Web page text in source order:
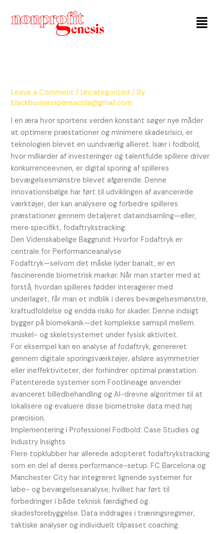
Menu
Leave a Comment /Uncategorized / By
blackbusinesspensacola@gmail.com
I en æra hvor sportens verden konstant søger nye måder
at optimere præstationer og minimere skadesrisici, er
teknologien blevet en uundværlig allieret. Især i fodbold,
hvor milliarder af investeringer og talentfulde spillere driver
konkurrenceevnen, er digital sporing af spilleres
bevægelsesmønstre blevet afgørende. Denne
innovationsbølge har ført til udviklingen af avancerede
værktøjer, der kan analysere og forbedre spilleres
præstationer gennem detaljeret dataindsamling—eller,
mere specifikt, fodaftrykstracking.
Den Videnskabelige Baggrund: Hvorfor Fodaftryk er
centrale for Performanceanalyse
Fodaftryk—selvom det måske lyder banalt, er en
fascinerende biometrisk markør. Når man starter med at
forstå, hvordan spilleres fødder interagerer med
underlaget, får man et indblik i deres bevægelsesmønstre,
kraftudfoldelse og endda risiko for skader. Denne indsigt
bygger på biomekanik—det komplekse samspil mellem
muskel- og skeletsystemet under fysisk aktivitet.
For eksempel kan en analyse af fodaftryk, genereret
gennem digitale sporingsværktøjer, afsløre asymmetrier
eller ineffektiviteter, der forhindrer optimal præstation.
Patenterede systemer som Footlineage anvender
avanceret billedbehandling og AI-drevne algoritmer til at
lokalisere og evaluere disse biometriske data med høj
præcision.
Implementering i Professionel Fodbold: Case Studies og
Industry Insights
Flere topklubber har allerede adopteret fodaftrykstracking
som en del af deres performance-setup. FC Barcelona og
Manchester City har integreret lignende systemer for
løbe- og bevægelsesanalyse, hvilket har ført til
forbedringer i både teknisk færdighed og
skadesforebyggelse. Data inddrages i træningsregimer,
taktiske analyser og individuelt tilpasset coaching.